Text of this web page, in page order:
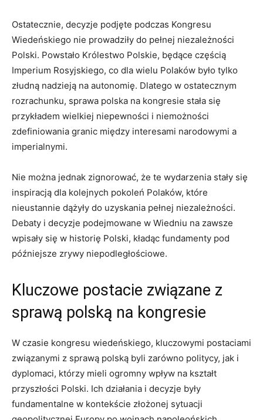
Ostatecznie, decyzje podjęte podczas Kongresu
Wiedeńskiego nie prowadziły do pełnej niezależności
Polski. Powstało Królestwo Polskie, będące częścią
Imperium Rosyjskiego, co dla wielu Polaków było tylko
złudną nadzieją na autonomię. Dlatego w ostatecznym
rozrachunku, sprawa polska na kongresie stała się
przykładem wielkiej niepewności i niemożności
zdefiniowania granic między interesami narodowymi a
imperialnymi.
Nie można jednak zignorować, że te wydarzenia stały się
inspiracją dla kolejnych pokoleń Polaków, które
nieustannie dążyły do uzyskania pełnej niezależności.
Debaty i decyzje podejmowane w Wiedniu na zawsze
wpisały się w historię Polski, kładąc fundamenty pod
późniejsze zrywy niepodległościowe.
Kluczowe postacie związane z
sprawą polską na kongresie
W czasie kongresu wiedeńskiego, kluczowymi postaciami
związanymi z sprawą polską byli zarówno politycy, jak i
dyplomaci, którzy mieli ogromny wpływ na kształt
przyszłości Polski. Ich działania i decyzje były
fundamentalne w kontekście złożonej sytuacji